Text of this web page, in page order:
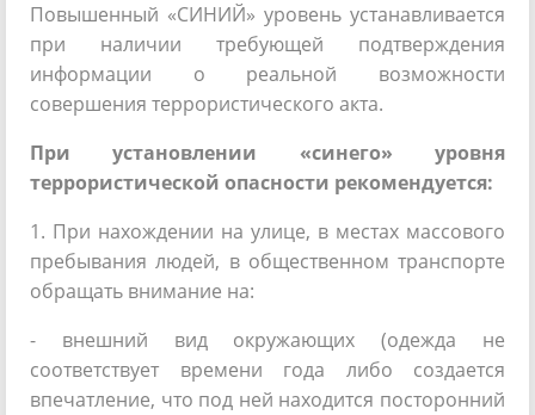
Повышенный «СИНИЙ» уровень устанавливается
при наличии требующей подтверждения
информации о реальной возможности
совершения террористического акта.
При установлении «синего» уровня
террористической опасности рекомендуется:
1. При нахождении на улице, в местах массового
пребывания людей, в общественном транспорте
обращать внимание на:
- внешний вид окружающих (одежда не
соответствует времени года либо создается
впечатление, что под ней находится посторонний